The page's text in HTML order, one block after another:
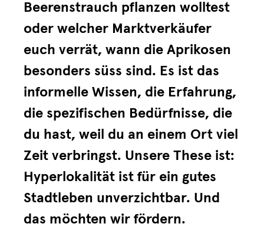
Beerenstrauch pflanzen wolltest
oder welcher Marktverkäufer
euch verrät, wann die Aprikosen
besonders süss sind. Es ist das
informelle Wissen, die Erfahrung,
die spezifischen Bedürfnisse, die
du hast, weil du an einem Ort viel
Zeit verbringst. Unsere These ist:
Hyperlokalität ist für ein gutes
Stadtleben unverzichtbar. Und
das möchten wir fördern.